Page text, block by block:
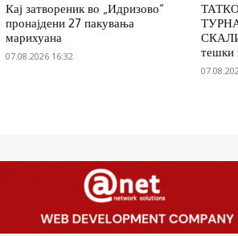
Кај затвореник во „Идризово“
пронајдени 27 пакувања
марихуана
07.08.2026 16:32
тешки